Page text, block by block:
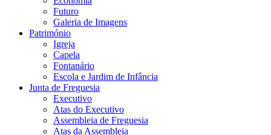
Futuro
Galeria de Imagens
Património
Igreja
Capela
Fontanário
Escola e Jardim de Infância
Junta de Freguesia
Executivo
Atas do Executivo
Assembleia de Freguesia
Atas da Assembleia